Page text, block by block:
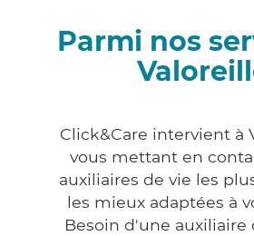
Parmi nos
Click&Care intervient à
vous mettant en
auxiliaires de vie les
les mieux adaptées à
Besoin d'une auxiliaire